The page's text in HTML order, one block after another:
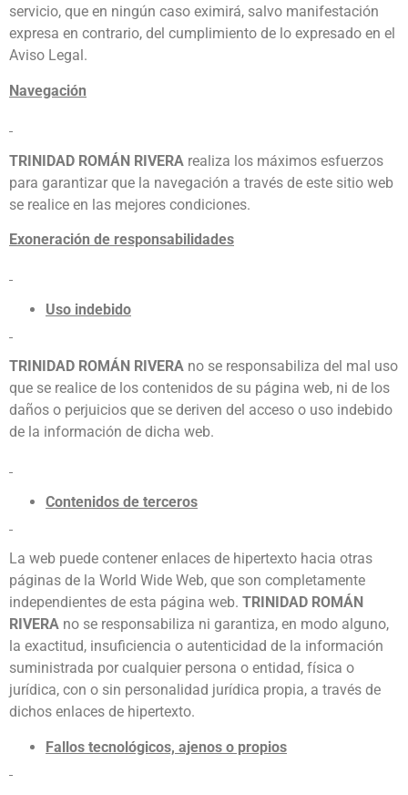
servicio, que en ningún caso eximirá, salvo manifestación
expresa en contrario, del cumplimiento de lo expresado en el
Aviso Legal.
Navegación
TRINIDAD ROMÁN RIVERA realiza los máximos esfuerzos
para garantizar que la navegación a través de este sitio web
se realice en las mejores condiciones.
Exoneración de responsabilidades
Uso indebido
TRINIDAD ROMÁN RIVERA no se responsabiliza del mal uso
que se realice de los contenidos de su página web, ni de los
daños o perjuicios que se deriven del acceso o uso indebido
de la información de dicha web.
Contenidos de terceros
La web puede contener enlaces de hipertexto hacia otras
páginas de la World Wide Web, que son completamente
independientes de esta página web. TRINIDAD ROMÁN
RIVERA no se responsabiliza ni garantiza, en modo alguno,
la exactitud, insuficiencia o autenticidad de la información
suministrada por cualquier persona o entidad, física o
jurídica, con o sin personalidad jurídica propia, a través de
dichos enlaces de hipertexto.
Fallos tecnológicos, ajenos o propios